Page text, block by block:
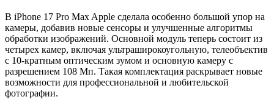
В iPhone 17 Pro Max Apple сделала особенно большой упор на
камеры, добавив новые сенсоры и улучшенные алгоритмы
обработки изображений. Основной модуль теперь состоит из
четырех камер, включая ультраширокоугольную, телеобъектив
с 10-кратным оптическим зумом и основную камеру с
разрешением 108 Мп. Такая комплектация раскрывает новые
возможности для профессиональной и любительской
фотографии.